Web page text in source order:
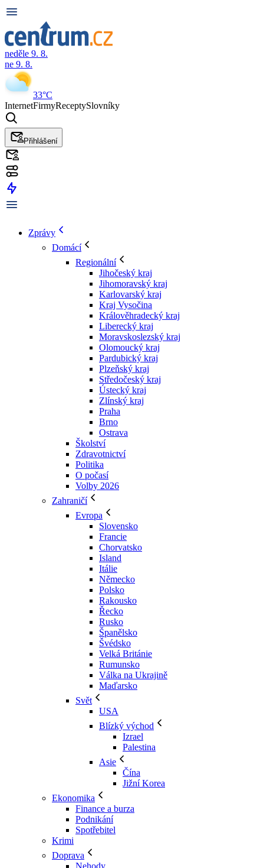
neděle 9. 8.
ne 9. 8.
33°C
InternetFirmyReceptySlovníky
Přihlášení
Zprávy
Domácí
Regionální
Jihočeský kraj
Jihomoravský kraj
Karlovarský kraj
Kraj Vysočina
Králověhradecký kraj
Liberecký kraj
Moravskoslezský kraj
Olomoucký kraj
Pardubický kraj
Plzeňský kraj
Středočeský kraj
Ústecký kraj
Zlínský kraj
Praha
Brno
Ostrava
Školství
Zdravotnictví
Politika
O počasí
Volby 2026
Zahraničí
Evropa
Slovensko
Francie
Chorvatsko
Island
Itálie
Německo
Polsko
Rakousko
Řecko
Rusko
Španělsko
Švédsko
Velká Británie
Rumunsko
Válka na Ukrajině
Maďarsko
Svět
USA
Blízký východ
Izrael
Palestina
Asie
Čína
Jižní Korea
Ekonomika
Finance a burza
Podnikání
Spotřebitel
Krimi
Doprava
Nehody